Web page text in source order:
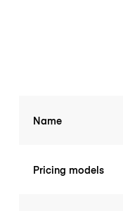
Name
Pricing models